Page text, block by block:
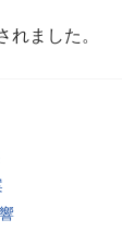
れました。